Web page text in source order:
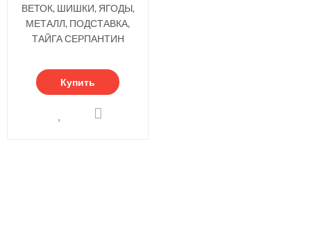
ВЕТОК, ШИШКИ, ЯГОДЫ,
МЕТАЛЛ, ПОДСТАВКА,
ТАЙГА СЕРПАНТИН
Купить